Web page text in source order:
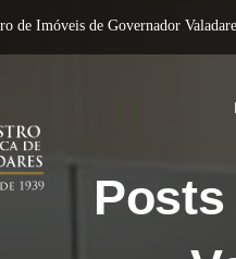
de Imóveis de Governador